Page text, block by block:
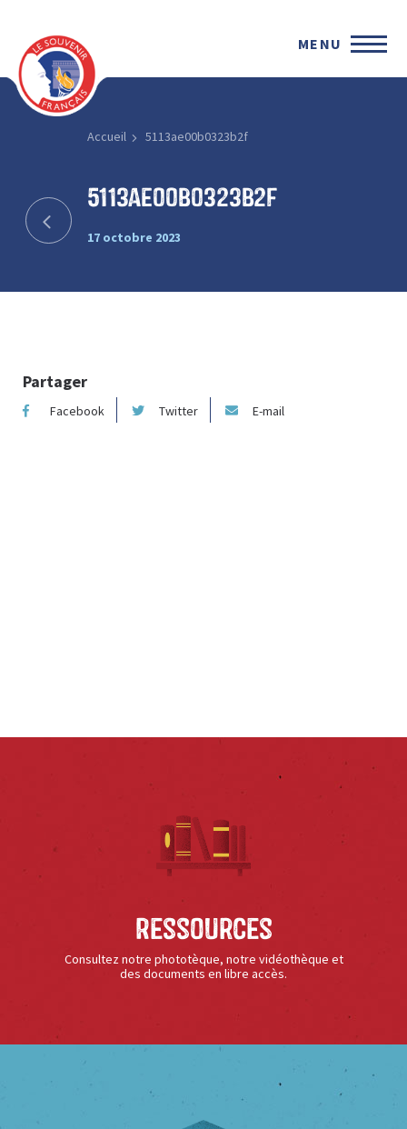
MENU
Accueil 5113ae00b0323b2f
5113ae00b0323b2f
17 octobre 2023
Partager
Facebook Twitter E-mail
Ressources
Consultez notre phototèque, notre vidéothèque et
des documents en libre accès.